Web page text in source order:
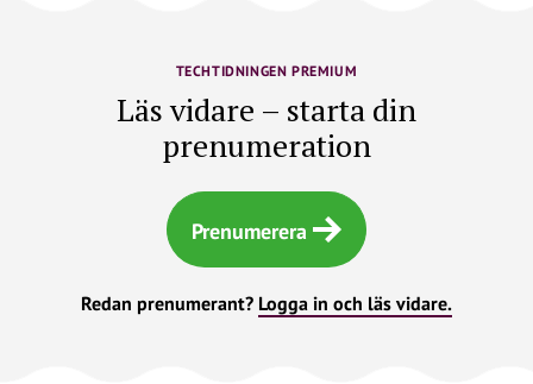
TECHTIDNINGEN PREMIUM
Läs vidare – starta din
prenumeration
Prenumerera
Redan prenumerant? Logga in och läs vidare.